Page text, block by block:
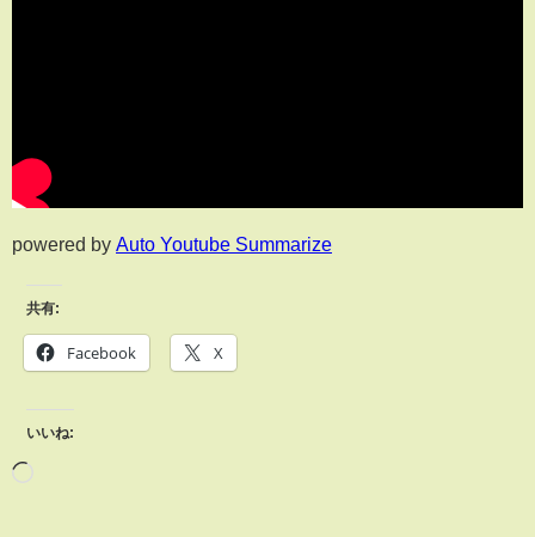
powered by Auto Youtube Summarize
共有:
Facebook X
いいね: